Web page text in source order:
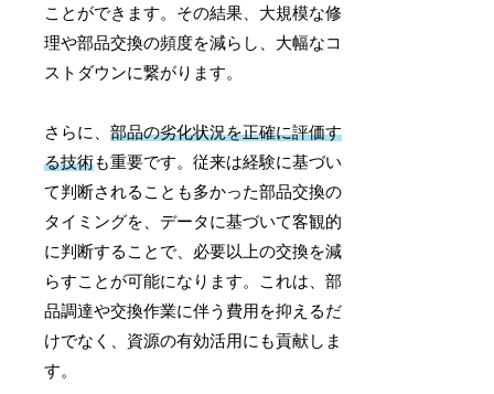
ことができます。その結果、大規模な修
理や部品交換の頻度を減らし、大幅なコ
ストダウンに繋がります。
さらに、部品の劣化状況を正確に評価す
る技術も重要です。従来は経験に基づい
て判断されることも多かった部品交換の
タイミングを、データに基づいて客観的
に判断することで、必要以上の交換を減
らすことが可能になります。これは、部
品調達や交換作業に伴う費用を抑えるだ
けでなく、資源の有効活用にも貢献しま
す。